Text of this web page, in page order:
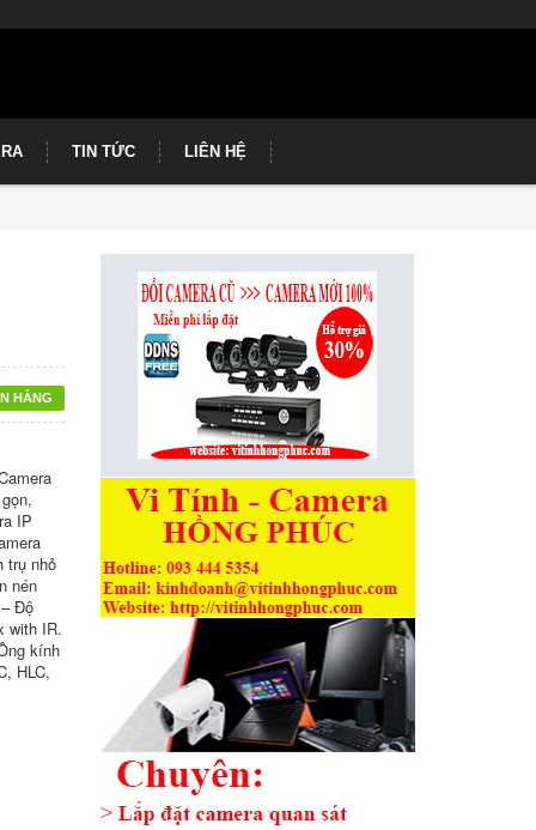
TIN TỨC LIÊN HỆ
HÀNG
IP
trụ nhỏ
nén
Độ
with IR.
kính
HLC,